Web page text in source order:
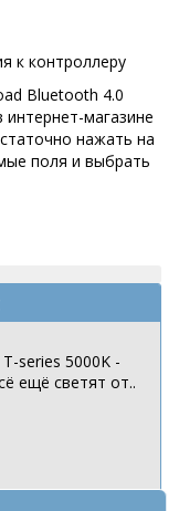
к контроллеру
Bluetooth 4.0
магазине
нажать на
поля и выбрать
series 5000K -
ещё светят от..